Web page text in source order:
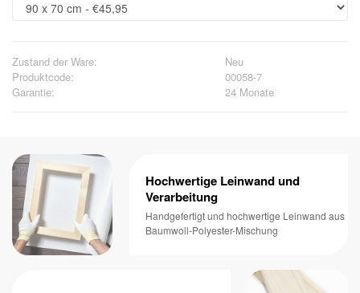
Zustand der Ware:
Neu
Produktcode:
00058-7
Garantie:
24 Monate
Hochwertige Leinwand und
Verarbeitung
Handgefertigt und hochwertige Leinwand aus
Baumwoll-Polyester-Mischung